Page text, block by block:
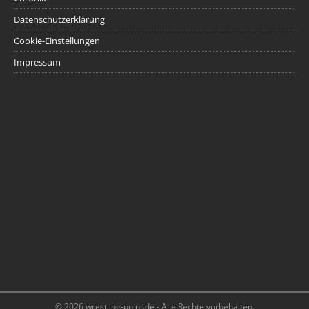
Datenschutzerklärung
Cookie-Einstellungen
Impressum